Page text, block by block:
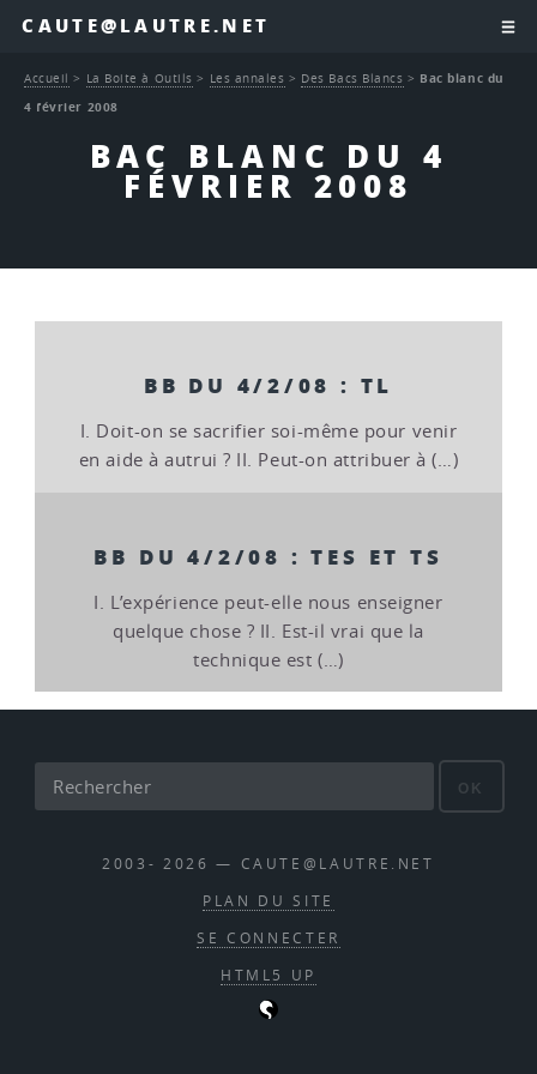
CAUTE@LAUTRE.NET
BAC BLANC DU 4
FÉVRIER 2008
Accueil > La Boite à Outils > Les annales > Des Bacs Blancs > Bac blanc du
4 février 2008
BB DU 4/2/08 : TL
I. Doit-on se sacrifier soi-même pour venir
en aide à autrui ? II. Peut-on attribuer à (…)
BB DU 4/2/08 : TES ET TS
I. L’expérience peut-elle nous enseigner
quelque chose ? II. Est-il vrai que la
technique est (…)
OK
2003- 2026 — CAUTE@LAUTRE.NET
PLAN DU SITE
SE CONNECTER
HTML5 UP